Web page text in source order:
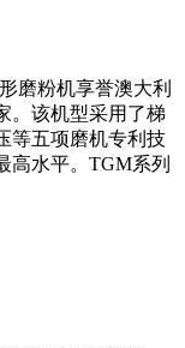
磨粉机享誉澳大利
。该机型采用了梯
等五项磨机专利技
高水平。TGM系列